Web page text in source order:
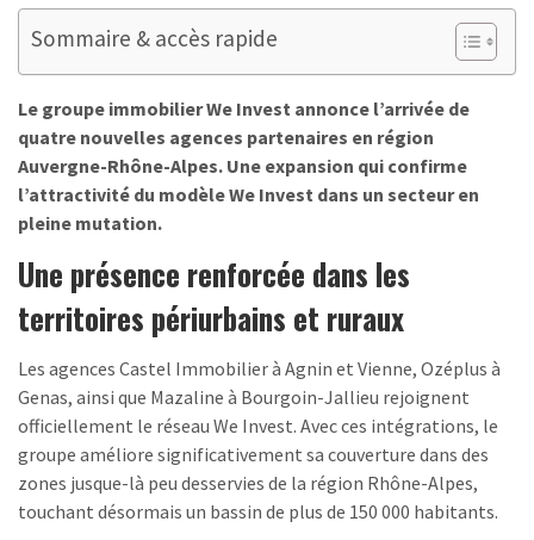
Sommaire & accès rapide
Le groupe immobilier We Invest annonce l’arrivée de
quatre nouvelles agences partenaires en région
Auvergne-Rhône-Alpes. Une expansion qui confirme
l’attractivité du modèle We Invest dans un secteur en
pleine mutation.
Une présence renforcée dans les
territoires périurbains et ruraux
Les agences Castel Immobilier à Agnin et Vienne, Ozéplus à
Genas, ainsi que Mazaline à Bourgoin-Jallieu rejoignent
officiellement le réseau We Invest. Avec ces intégrations, le
groupe améliore significativement sa couverture dans des
zones jusque-là peu desservies de la région Rhône-Alpes,
touchant désormais un bassin de plus de 150 000 habitants.